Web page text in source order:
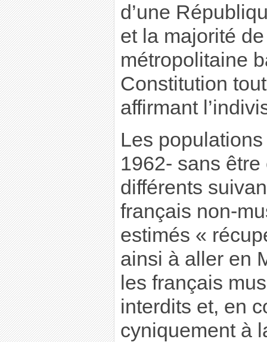
d’une
et la majorité
métropolitaine
Constitution
affirmant
Les
1962- sans
différents
français non-
estimés «
ainsi à aller en
les français
interdits et, en
cyniquement à